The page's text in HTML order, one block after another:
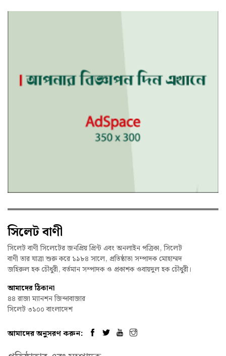
সিলেট বাণী
সিলেট বাণী সিলেটের জনপ্রিয় প্রিন্ট এবং অনলাইন পত্রিকা, সিলেট
বাণী তার যাত্রা শুরু করে ১৯৮৪ সালে, প্রতিষ্ঠাতা সম্পাদক মোহাম্মদ
জহিরুল হক চৌধুরী, বর্তমান সম্পাদক ও প্রকাশক ওবায়দুল হক চৌধুরী।
আমাদের ঠিকানা
৪৪ রাজা ম্যানশন জিন্দাবাজার
সিলেট ৩১০০ বাংলাদেশ
আমাদের অনুসরণ করুন: